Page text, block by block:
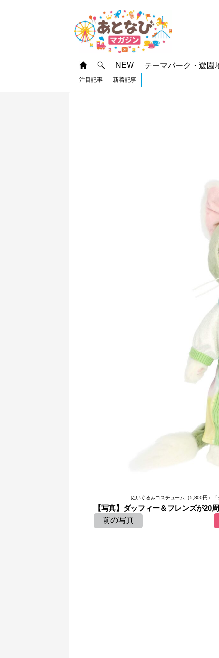
NEW テーマパーク・遊園
注目記事 新着記事
ぬいぐるみコスチューム（5,800円）
【写真】ダッフィー＆フレンズが20
前の写真